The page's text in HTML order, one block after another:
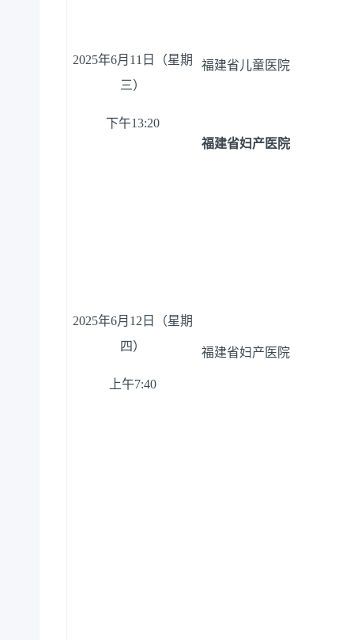
2025年6月 11 日（星期
三）
下午13:20
福建省儿童医院
福建省妇产医院
2025年6月 12 日（星期
四）
上午7:40
福建省妇产医院